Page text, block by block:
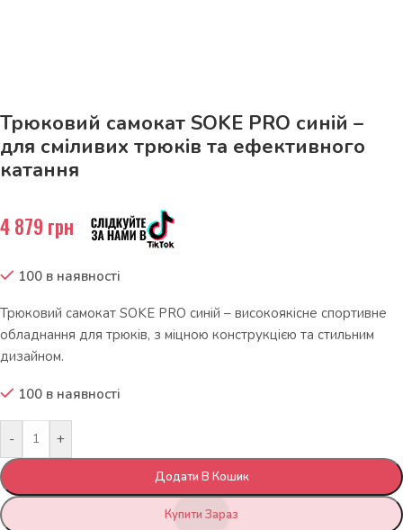
Трюковий самокат SOKE PRO синій –
для сміливих трюків та ефективного
катання
4 879 грн
100 в наявності
Трюковий самокат SOKE PRO синій – високоякісне спортивне
обладнання для трюків, з міцною конструкцією та стильним
дизайном.
100 в наявності
- +
Додати В Кошик
Купити Зараз